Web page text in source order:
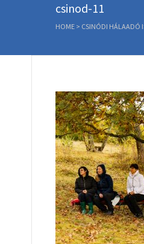
csinod-11
HOME > CSINÓDI HÁLAADÓ